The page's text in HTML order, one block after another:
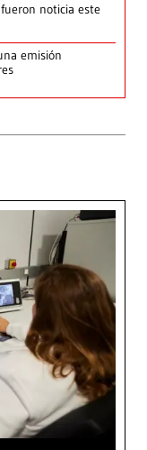
noticia este
emisión